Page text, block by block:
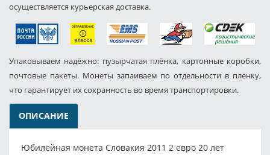
осуществляется курьерская доставка.
Упаковываем надёжно: пузырчатая плёнка, картонные коробки,
почтовые пакеты. Монеты запаиваем по отдельности в пленку,
что гарантирует их сохранность во время транспортировки.
ОПИСАНИЕ
Юбилейная монета Словакия 2011 2 евро 20 лет